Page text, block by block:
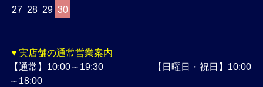
27 28 29 30
▼実店舗の通常営業案内
【通常】10:00～19:30 【日曜日・祝日】10:00
～18:00